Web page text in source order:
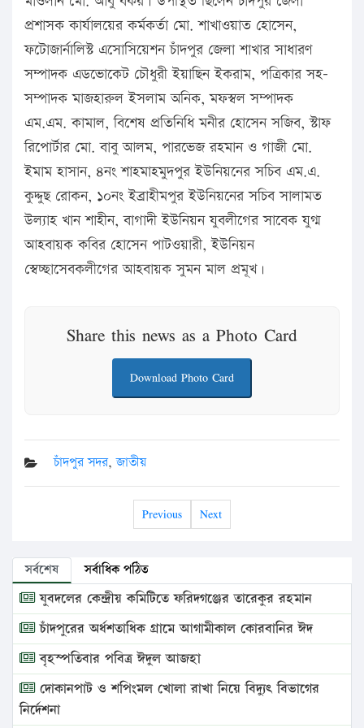
প্রশাসক কার্যালয়ের কর্মকর্তা মো. শাখাওয়াত হোসেন,
ফটোজার্নালিস্ট এসোসিয়েশন চাঁদপুর জেলা শাখার সাধারণ
সম্পাদক এডভোকেট চৌধুরী ইয়াছিন ইকরাম, পত্রিকার সহ-
সম্পাদক মাজহারুল ইসলাম অনিক, মফস্বল সম্পাদক
এম.এম. কামাল, বিশেষ প্রতিনিধি মনীর হোসেন সজিব, স্টাফ
রিপোর্টার মো. বাবু আলম, পারভেজ রহমান ও গাজী মো.
ইমাম হাসান, ৪নং শাহমাহমুদপুর ইউনিয়নের সচিব এম.এ.
কুদ্দুছ রোকন, ১০নং ইব্রাহীমপুর ইউনিয়নের সচিব সালামত
উল্যাহ খান শাহীন, বাগাদী ইউনিয়ন যুবলীগের সাবেক যুগ্ম
আহবায়ক কবির হোসেন পাটওয়ারী, ইউনিয়ন
স্বেচ্ছাসেবকলীগের আহবায়ক সুমন মাল প্রমূখ।
Share this news as a Photo Card
Download Photo Card
চাঁদপুর সদর,জাতীয়
Previous Next
সর্বশেষ সর্বাধিক পঠিত
যুবদলের কেন্দ্রীয় কমিটিতে ফরিদগঞ্জের তারেকুর রহমান
চাঁদপুরের অর্ধশতাধিক গ্রামে আগামীকাল কোরবানির ঈদ
বৃহস্পতিবার পবিত্র ঈদুল আজহা
দোকানপাট ও শপিংমল খোলা রাখা নিয়ে বিদ্যুৎ বিভাগের
নির্দেশনা